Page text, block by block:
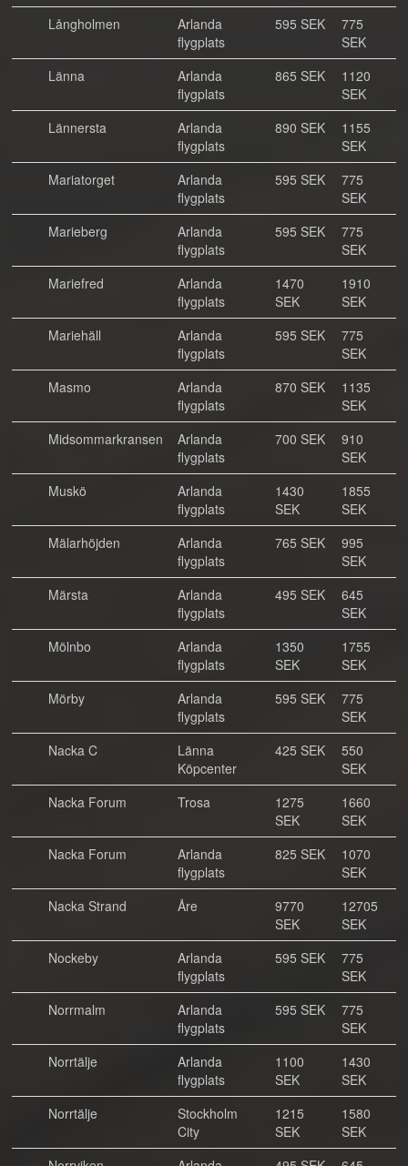
Långholmen
Arlanda
flygplats
595 SEK
775
SEK
Länna
Arlanda
flygplats
865 SEK
1120
SEK
Lännersta
Arlanda
flygplats
890 SEK
1155
SEK
Mariatorget
Arlanda
flygplats
595 SEK
775
SEK
Marieberg
Arlanda
flygplats
595 SEK
775
SEK
Mariefred
Arlanda
flygplats
1470
SEK
1910
SEK
Mariehäll
Arlanda
flygplats
595 SEK
775
SEK
Masmo
Arlanda
flygplats
870 SEK
1135
SEK
Midsommarkransen
Arlanda
flygplats
700 SEK
910
SEK
Muskö
Arlanda
flygplats
1430
SEK
1855
SEK
Mälarhöjden
Arlanda
flygplats
765 SEK
995
SEK
Märsta
Arlanda
flygplats
495 SEK
645
SEK
Mölnbo
Arlanda
flygplats
1350
SEK
1755
SEK
Mörby
Arlanda
flygplats
595 SEK
775
SEK
Nacka C
Länna
Köpcenter
425 SEK
550
SEK
Nacka Forum
Trosa
1275
SEK
1660
SEK
Nacka Forum
Arlanda
flygplats
825 SEK
1070
SEK
Nacka Strand
Åre
9770
SEK
12705
SEK
Nockeby
Arlanda
flygplats
595 SEK
775
SEK
Norrmalm
Arlanda
flygplats
595 SEK
775
SEK
Norrtälje
Arlanda
flygplats
1100
SEK
1430
SEK
Norrtälje
Stockholm
City
1215
SEK
1580
SEK